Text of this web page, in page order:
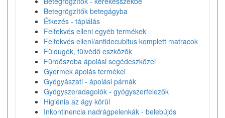
Betegrögzítők betegágyba
Étkezés - táplálás
Felfekvés elleni egyéb termékek
Felfekvés elleni/antidecubitus komplett matracok
Füldugók, fülvédő eszközök
Fürdőszoba ápolási segédeszközei
Gyermek ápolás termékei
Gyógyászati - ápolási párnák
Gyógyszeradagolók - gyógyszerfelezők
Higiénia az ágy körül
Inkontinencia nadrágpelenkák - belebújós